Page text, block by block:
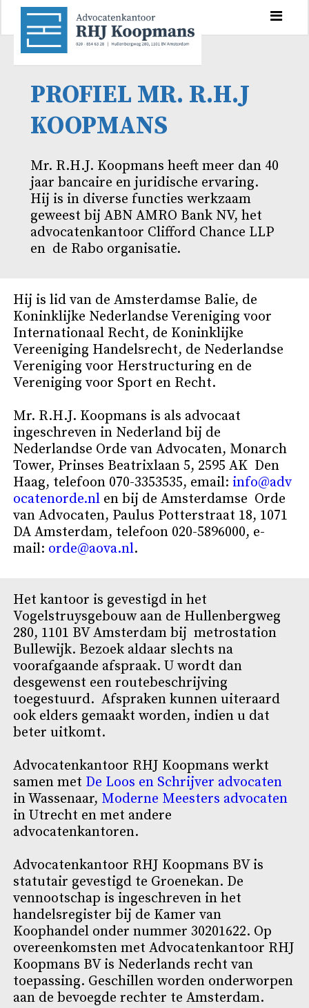
PROFIEL MR. R.H.J
KOOPMANS
Mr. R.H.J. Koopmans heeft meer dan 40
jaar bancaire en juridische ervaring.
Hij is in diverse functies werkzaam
geweest bij ABN AMRO Bank NV, het
advocatenkantoor Clifford Chance LLP
en de Rabo organisatie.
Hij is lid van de Amsterdamse Balie, de
Koninklijke Nederlandse Vereniging voor
Internationaal Recht, de Koninklijke
Vereeniging Handelsrecht, de Nederlandse
Vereniging voor Herstructuring en de
Vereniging voor Sport en Recht.
Mr. R.H.J. Koopmans is als advocaat
ingeschreven in Nederland bij de
Nederlandse Orde van Advocaten, Monarch
Tower, Prinses Beatrixlaan 5, 2595 AK Den
Haag, telefoon 070-3353535, email: info@adv
ocatenorde.nlen bij de Amsterdamse Orde
van Advocaten, Paulus Potterstraat 18, 1071
DA Amsterdam, telefoon 020-5896000, e-
mail: orde@aova.nl.
Het kantoor is gevestigd in het
Vogelstruysgebouw aan de Hullenbergweg
280, 1101 BV Amsterdam bij metrostation
Bullewijk. Bezoek aldaar slechts na
voorafgaande afspraak. U wordt dan
desgewenst een routebeschrijving
toegestuurd. Afspraken kunnen uiteraard
ook elders gemaakt worden, indien u dat
beter uitkomt.
Advocatenkantoor RHJ Koopmans werkt
samen met De Loos en Schrijver advocaten
in Wassenaar, Moderne Meesters advocaten
in Utrecht en met andere
advocatenkantoren.
Advocatenkantoor RHJ Koopmans BV is
statutair gevestigd te Groenekan. De
vennootschap is ingeschreven in het
handelsregister bij de Kamer van
Koophandel onder nummer 30201622. Op
overeenkomsten met Advocatenkantoor RHJ
Koopmans BV is Nederlands recht van
toepassing. Geschillen worden onderworpen
aan de bevoegde rechter te Amsterdam.